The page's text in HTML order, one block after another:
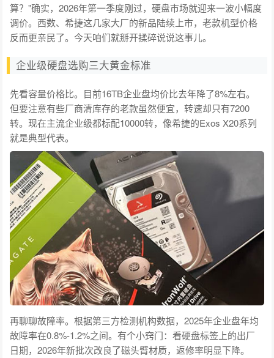
算？"确实，2026年第一季度刚过，硬盘市场就迎来一波小幅度
调价。西数、希捷这几家大厂的新品陆续上市，老款机型价格
反而更亲民了。今天咱们就掰开揉碎说说这事儿。
企业级硬盘选购三大黄金标准
先看容量价格比。目前16TB企业盘均价比去年降了8%左右。
但要注意有些厂商清库存的老款虽然便宜，转速却只有7200
转。现在主流企业级都标配10000转，像希捷的Exos X20系列
就是典型代表。
再聊聊故障率。根据第三方检测机构数据，2025年企业盘年均
故障率在0.8%-1.2%之间。有个小窍门：看硬盘标签上的出厂
日期，2026年新批次改良了磁头臂材质，返修率明显下降。